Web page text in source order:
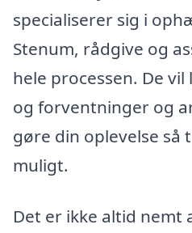
specialiserer sig i
Stenum, rådgive og
hele processen. De
og forventninger og
gøre din oplevelse så
muligt.
Det er ikke altid